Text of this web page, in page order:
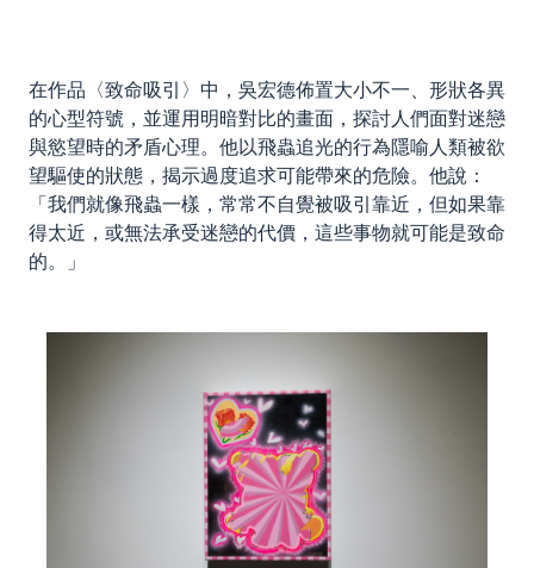
在作品〈致命吸引〉中，吳宏德佈置大小不一、形狀各異
的心型符號，並運用明暗對比的畫面，探討人們面對迷戀
與慾望時的矛盾心理。他以飛蟲追光的行為隱喻人類被欲
望驅使的狀態，揭示過度追求可能帶來的危險。他說：
「我們就像飛蟲一樣，常常不自覺被吸引靠近，但如果靠
得太近，或無法承受迷戀的代價，這些事物就可能是致命
的。」